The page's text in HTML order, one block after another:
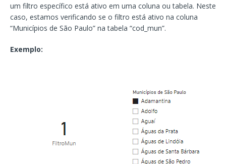
um filtro específico está ativo em uma coluna ou tabela. Neste
caso, estamos verificando se o filtro está ativo na coluna
“Municípios de São Paulo” na tabela “cod_mun”.
Exemplo: